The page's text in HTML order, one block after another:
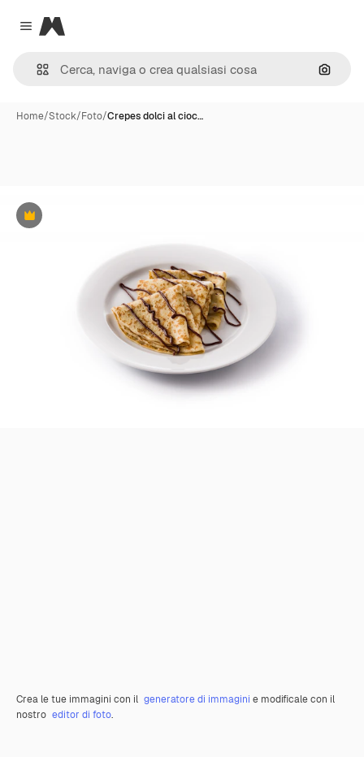
Close menu
Magnific
Cerca
Home/Stock/Foto/Crepes dolci al cioc…
Premium
Crea le tue immagini con il generatore di immagini e modificale con il
nostro editor di foto.